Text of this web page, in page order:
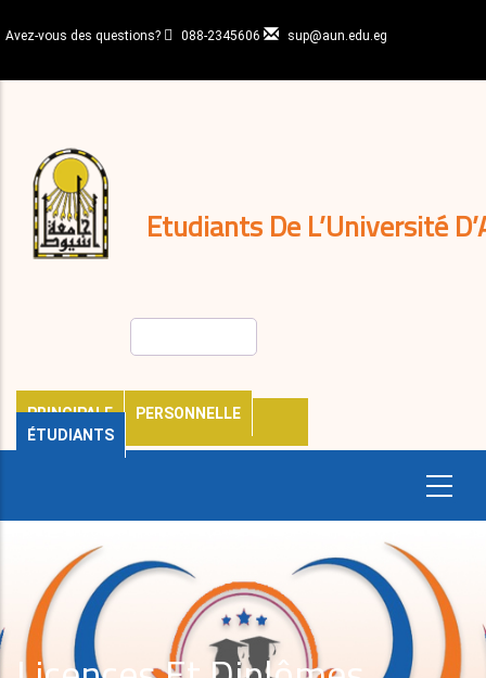
au
principal
Avez-vous des questions? 088-2345606 sup@aun.edu.eg
Etudiants De L’Université
PRINCIPALE
PERSONNELLE
ÉTUDIANTS
décisions
Expatriés
Journal